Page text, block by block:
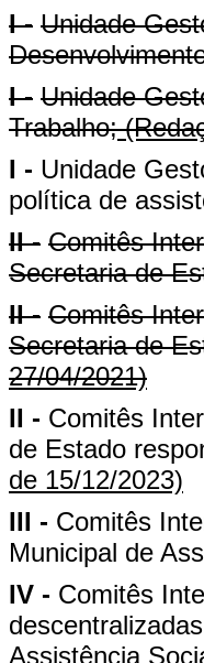
I - Unidade
I - Unidade
Trabalho;
I - Unidade
política de
II - Comitês
Secretaria de
II - Comitês
Secretaria de
27/04/2021)
II - Comitês
de Estado
de 15/12/2023)
III - Comitês
Municipal de
IV - Comitês
Assistência